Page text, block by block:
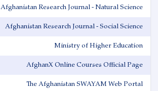
Afghanistan Research Journal - Natural Science
Afghanistan Research Journal - Social Science
Ministry of Higher Education
AfghanX Online Courses Official Page
The Afghanistan SWAYAM Web Portal